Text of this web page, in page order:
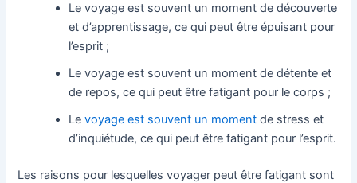
Le voyage est souvent un moment de découverte
et d’apprentissage, ce qui peut être épuisant pour
l’esprit ;
Le voyage est souvent un moment de détente et
de repos, ce qui peut être fatigant pour le corps ;
Levoyage est souvent un moment de stress et
d’inquiétude, ce qui peut être fatigant pour l’esprit.
Les raisons pour lesquelles voyager peut être fatigant sont